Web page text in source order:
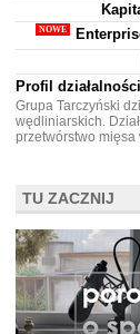
Profil
Grupa Tarczyński
wędliniarskich.
przetwórstwo
TU ZACZNIJ